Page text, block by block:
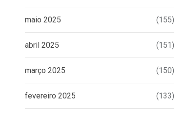
maio 2025 (155)
abril 2025 (151)
março 2025 (150)
fevereiro 2025 (133)